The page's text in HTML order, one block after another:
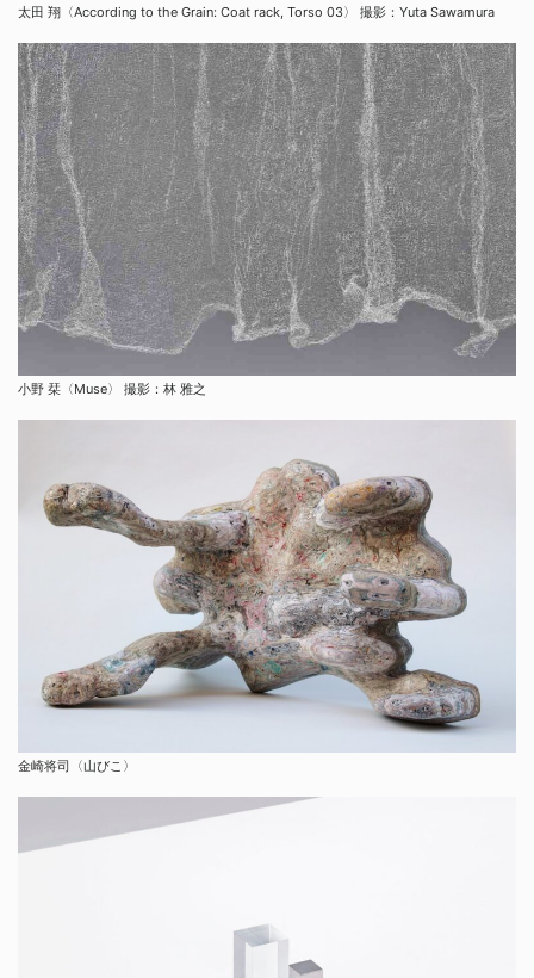
太田 翔〈According to the Grain: Coat rack, Torso 03〉 撮影：Yuta Sawamura
小野 栞〈Muse〉 撮影：林 雅之
金崎将司〈山びこ〉